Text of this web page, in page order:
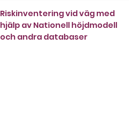
Riskinventering vid väg med
hjälp av Nationell höjdmodell
och andra databaser